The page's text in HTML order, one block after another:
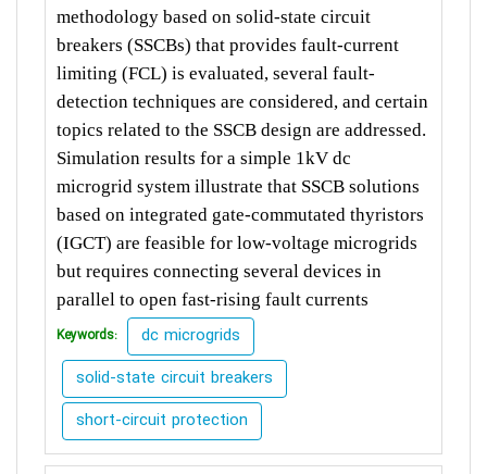
methodology based on solid-state circuit
breakers (SSCBs) that provides fault-current
limiting (FCL) is evaluated, several fault-
detection techniques are considered, and certain
topics related to the SSCB design are addressed.
Simulation results for a simple 1kV dc
microgrid system illustrate that SSCB solutions
based on integrated gate-commutated thyristors
(IGCT) are feasible for low-voltage microgrids
but requires connecting several devices in
parallel to open fast-rising fault currents
Keywords:
dc microgrids
solid-state circuit breakers
short-circuit protection